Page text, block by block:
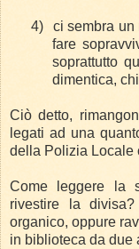
4)
ci sembra un
fare
soprattutto
dimentica,
Ciò detto,
legati ad una
della Polizia Locale
Come leggere la
rivestire la
organico, oppure
in biblioteca da due